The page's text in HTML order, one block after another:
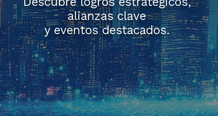
alianzas clave
y eventos destacados.